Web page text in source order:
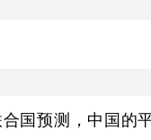
国预测，中国的